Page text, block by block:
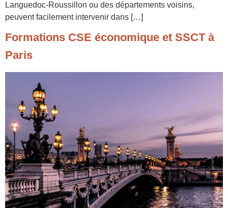
Languedoc-Roussillon ou des départements voisins,
peuvent facilement intervenir dans […]
Formations CSE économique et SSCT à
Paris